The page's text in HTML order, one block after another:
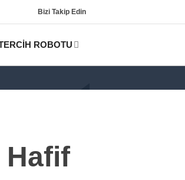
Bizi Takip Edin
ROBOTU
Hafif